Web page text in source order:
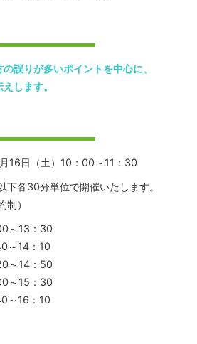
誤りが多いポイントを中心に、
します。
16日（土）10：00～11：30
下各30分単位で開催いたします。
制）
～13：30
～14：10
～14：50
～15：30
～16：10